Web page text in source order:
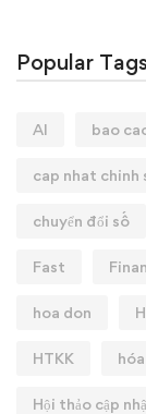
Popular
AI bao
cap nhat chinh
chuyển đổi số
Fast
hoa don
HTKK
Hội thảo cập